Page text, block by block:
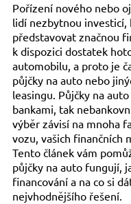
Pořízení nového nebo
lidí nezbytnou investicí,
představovat značnou
k dispozici dostatek
automobilu, a proto je
půjčky na auto nebo
leasingu. Půjčky na
bankami, tak
výběr závisí na mnoha
vozu, vašich finančních
Tento článek vám
půjčky na auto fungují,
financování a na co si
nejvhodnějšího řešení.